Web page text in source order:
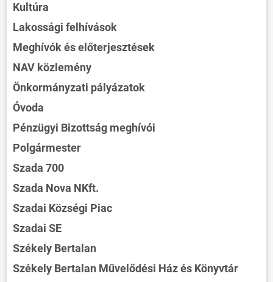
Kultúra
Lakossági felhívások
Meghívók és előterjesztések
NAV közlemény
Önkormányzati pályázatok
Óvoda
Pénzügyi Bizottság meghívói
Polgármester
Szada 700
Szada Nova NKft.
Szadai Községi Piac
Szadai SE
Székely Bertalan
Székely Bertalan Művelődési Ház és Könyvtár